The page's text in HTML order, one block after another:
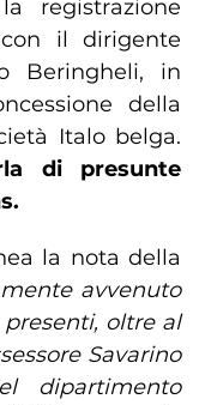
registrazione
il dirigente
Beringheli, in
della
Italo belga.
di presunte
la nota della
avvenuto
presenti, oltre al
Savarino
dipartimento